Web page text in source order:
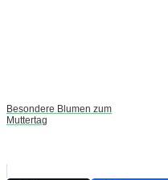
Besondere Blumen zum
Muttertag